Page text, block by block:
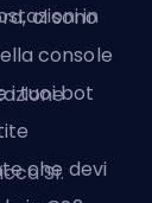
ci sono
console
i tuoi bot
che devi
in
Sì.